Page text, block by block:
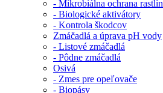
- Mikrobiálna ochrana rastlín
- Biologické aktivátory
- Kontrola škodcov
Zmáčadlá a úprava pH vody
- Listové zmáčadlá
- Pôdne zmáčadlá
Osivá
- Zmes pre opeľovače
- Biopásy